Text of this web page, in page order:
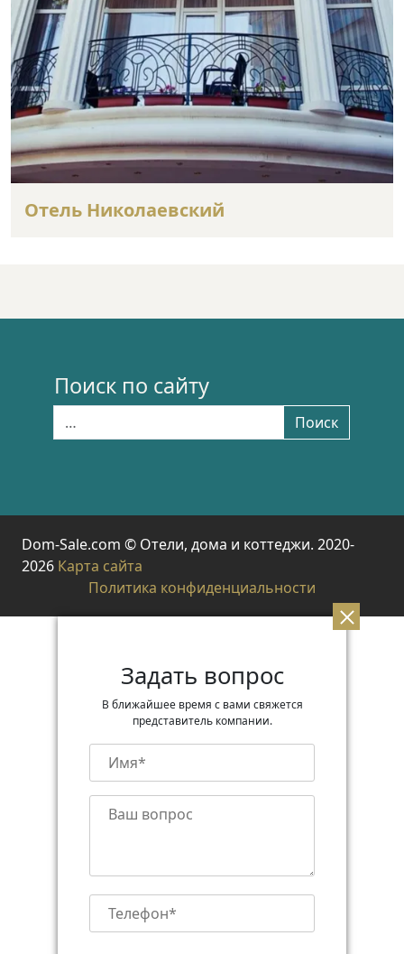
Отель Николаевский
Поиск по сайту
Поиск
Dom-Sale.com © Отели, дома и коттеджи. 2020-
2026 Карта сайта
Политика конфиденциальности
Задать вопрос
В ближайшее время с вами свяжется
представитель компании.